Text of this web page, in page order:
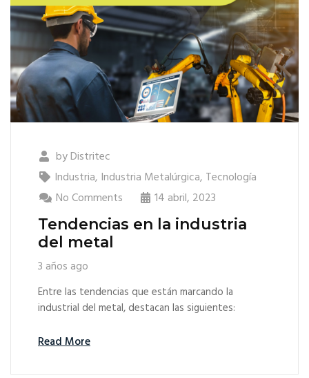
byDistritec
Industria, Industria Metalúrgica, Tecnología
No Comments
14 abril, 2023
Tendencias en la industria
del metal
3 años ago
Entre las tendencias que están marcando la
industrial del metal, destacan las siguientes:
Read More